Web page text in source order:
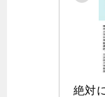
絶対